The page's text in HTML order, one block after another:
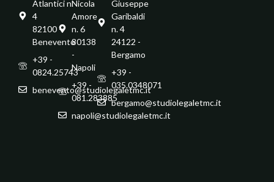
Atlantici n.
4
82100 -
Benevento
+39 -
0824.25743
benevento@studiolegaletmc.it
Nicola
Amore
n. 6
80138
-
Napoli
+39 -
081.283885
napoli@studiolegaletmc.it
Giuseppe
Garibaldi
n. 4
24122 -
Bergamo
+39 -
035.0348071
bergamo@studiolegaletmc.it